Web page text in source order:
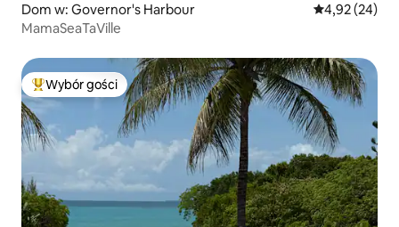
Dom w: Governor's Harbour Średnia
4,92 (24)
MamaSeaTaVille
Najpopularniejsze z kategorii Wybór gości
Wybór gości